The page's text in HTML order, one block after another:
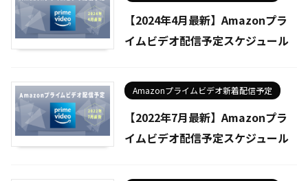
【2024年4月最新】Amazonプラ
イムビデオ配信予定スケジュール
Amazonプライムビデオ新着配信予定
【2022年7月最新】Amazonプラ
イムビデオ配信予定スケジュール